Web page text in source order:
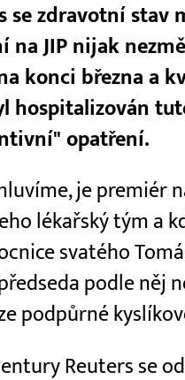
se zdravotní stav
na JIP nijak
konci března a
hospitalizován
opatření.
je premiér
lékařský tým a
svatého
podle něj
podpůrné
Reuters se